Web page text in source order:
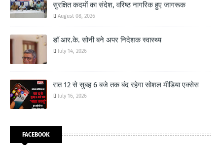
सुरक्षित कदमों का संदेश, वरिष्ठ नागरिक हुए जागरूक
August 08, 2026
डॉ आर.के. सोनी बने अपर निदेशक स्वास्थ्य
July 14, 2026
रात 12 से सुबह 6 बजे तक बंद रहेगा सोशल मीडिया एक्सेस
July 16, 2026
FACEBOOK